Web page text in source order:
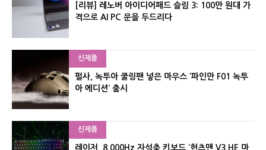
[리뷰] 레노버 아이디어패드 슬림 3: 100만 원대 가
격으로 AI PC 문을 두드리다
신제품
펄사, 녹투아 쿨링팬 넣은 마우스 ‘파인만 F01 녹투
아 에디션’ 출시
신제품
레이저, 8,000Hz 자석축 키보드 ‘헌츠맨 V3 HE 마